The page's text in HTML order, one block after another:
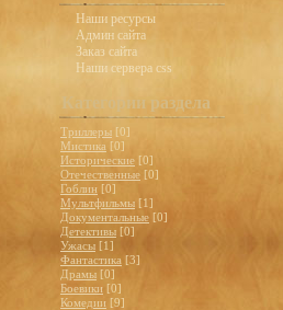
Наши ресурсы
Админ сайта
Заказ сайта
Наши сервера css
Категории раздела
Триллеры [0]
Мистика [0]
Исторические [0]
Отечественные [0]
Гоблин [0]
Мультфильмы [1]
Документальные [0]
Детективы [0]
Ужасы [1]
Фантастика [3]
Драмы [0]
Боевики [0]
Комедии [9]